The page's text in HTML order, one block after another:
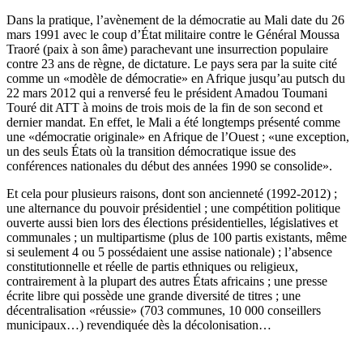
Dans la pratique, l’avènement de la démocratie au Mali date du 26
mars 1991 avec le coup d’État militaire contre le Général Moussa
Traoré (paix à son âme) parachevant une insurrection populaire
contre 23 ans de règne, de dictature. Le pays sera par la suite cité
comme un «modèle de démocratie» en Afrique jusqu’au putsch du
22 mars 2012 qui a renversé feu le président Amadou Toumani
Touré dit ATT à moins de trois mois de la fin de son second et
dernier mandat. En effet, le Mali a été longtemps présenté comme
une «démocratie originale» en Afrique de l’Ouest ; «une exception,
un des seuls États où la transition démocratique issue des
conférences nationales du début des années 1990 se consolide».
Et cela pour plusieurs raisons, dont son ancienneté (1992-2012) ;
une alternance du pouvoir présidentiel ; une compétition politique
ouverte aussi bien lors des élections présidentielles, législatives et
communales ; un multipartisme (plus de 100 partis existants, même
si seulement 4 ou 5 possédaient une assise nationale) ; l’absence
constitutionnelle et réelle de partis ethniques ou religieux,
contrairement à la plupart des autres États africains ; une presse
écrite libre qui possède une grande diversité de titres ; une
décentralisation «réussie» (703 communes, 10 000 conseillers
municipaux…) revendiquée dès la décolonisation…